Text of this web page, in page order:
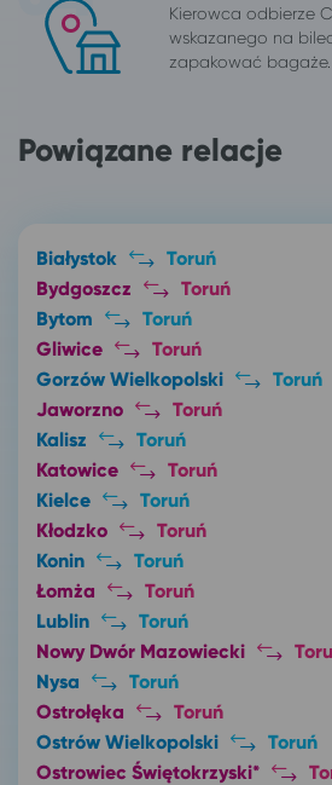
Kierowca odbierze
wskazanego na
zapakować bagaże.
Powiązane relacje
Białystok
Toruń
Bydgoszcz
Toruń
Bytom
Toruń
Gliwice
Toruń
Gorzów Wielkopolski
Toruń
Jaworzno
Toruń
Kalisz
Toruń
Katowice
Toruń
Kielce
Toruń
Kłodzko
Toruń
Konin
Toruń
Łomża
Toruń
Lublin
Toruń
Nowy Dwór Mazowiecki
Nysa
Toruń
Ostrołęka
Toruń
Ostrów Wielkopolski
Toruń
Ostrowiec Świętokrzyski*